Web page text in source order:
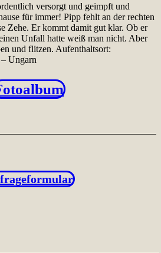
versorgt und geimpft und
für immer! Pipp fehlt an der rechten
Zehe. Er kommt damit gut klar. Ob er
Unfall hatte weiß man nicht. Aber
und flitzen. Aufenthaltsort:
Ungarn